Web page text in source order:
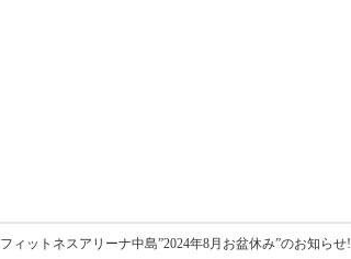
フィットネスアリーナ中島”2024年8月お盆休み”のお知らせ!